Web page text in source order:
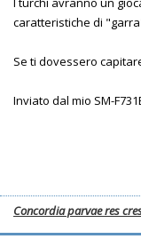
caratteristiche di
Se ti dovessero
Inviato dal mio SM-
Concordia parvae res